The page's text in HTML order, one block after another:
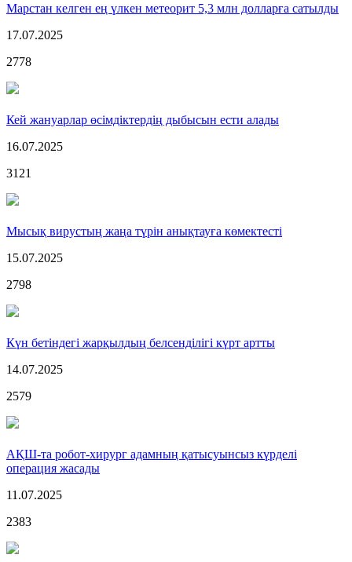
Марстан келген ең үлкен метеорит 5,3 млн долларға сатылды
17.07.2025
2778
Кей жануарлар өсімдіктердің дыбысын ести алады
16.07.2025
3121
Мысық вирустың жаңа түрін анықтауға көмектесті
15.07.2025
2798
Күн бетіндегі жарқылдың белсенділігі күрт артты
14.07.2025
2579
АҚШ-та робот-хирург адамның қатысуынсыз күрделі
операция жасады
11.07.2025
2383